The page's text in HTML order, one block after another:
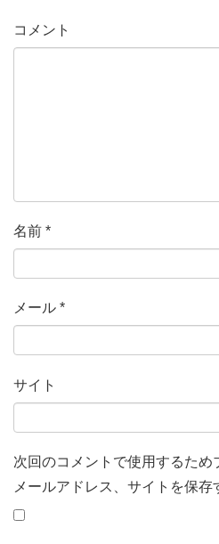
コメント
名前 *
メール *
サイト
次回のコメントで使用するため
メールアドレス、サイトを保存